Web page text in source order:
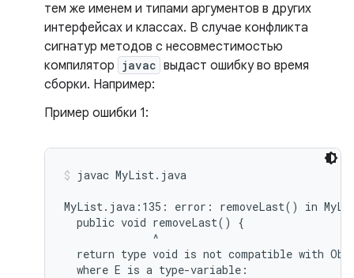
тем же именем и типами аргументов в других
интерфейсах и классах. В случае конфликта
сигнатур методов с несовместимостью
компилятор javac выдаст ошибку во время
сборки. Например:
Пример ошибки 1:
javac MyList.java
MyList.java:135: error: removeLast() in
  public void removeLast() {
              ^
return type void is not compatible with
  where E is a type-variable: